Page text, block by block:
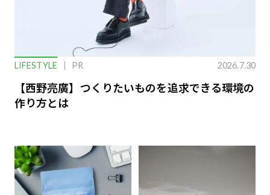
LIFESTYLE PR 2026.7.30
【西野亮廣】つくりたいものを追求できる環境の
作り方とは